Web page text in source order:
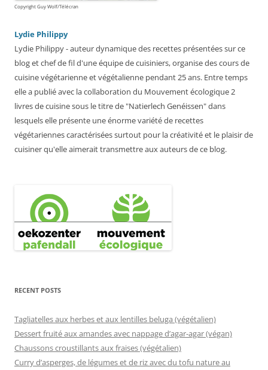
Copyright Guy Wolf/Télécran
Lydie Philippy
Lydie Philippy - auteur dynamique des recettes présentées sur ce
blog et chef de fil d'une équipe de cuisiniers, organise des cours de
cuisine végétarienne et végétalienne pendant 25 ans. Entre temps
elle a publié avec la collaboration du Mouvement écologique 2
livres de cuisine sous le titre de "Natierlech Genéissen" dans
lesquels elle présente une énorme variété de recettes
végétariennes caractérisées surtout pour la créativité et le plaisir de
cuisiner qu'elle aimerait transmettre aux auteurs de ce blog.
RECENT POSTS
Tagliatelles aux herbes et aux lentilles beluga (végétalien)
Dessert fruité aux amandes avec nappage d’agar-agar (végan)
Chaussons croustillants aux fraises (végétalien)
Curry d’asperges, de légumes et de riz avec du tofu nature au